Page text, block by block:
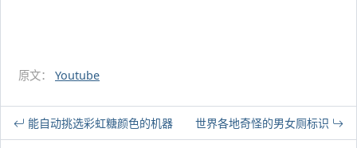
原文： Youtube
能自动挑选彩虹糖颜色的机器 世界各地奇怪的男女厕标识